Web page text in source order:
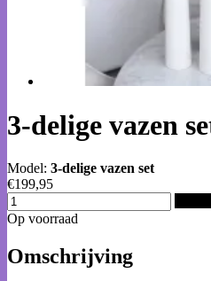
3-delige vazen
Model: 3-delige vazen set
€199,95
Op voorraad
Omschrijving